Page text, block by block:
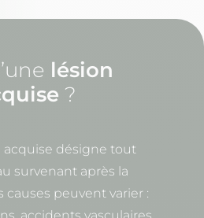
lésion
?
acquise désigne tout
survenant après la
causes peuvent varier :
accidents vasculaires